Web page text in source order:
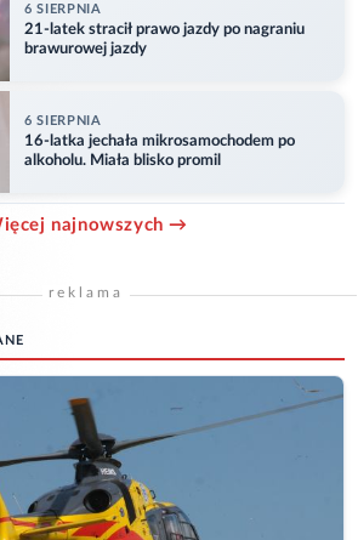
6 SIERPNIA
21-latek stracił prawo jazdy po nagraniu
brawurowej jazdy
6 SIERPNIA
16-latka jechała mikrosamochodem po
alkoholu. Miała blisko promil
najnowszych →
reklama